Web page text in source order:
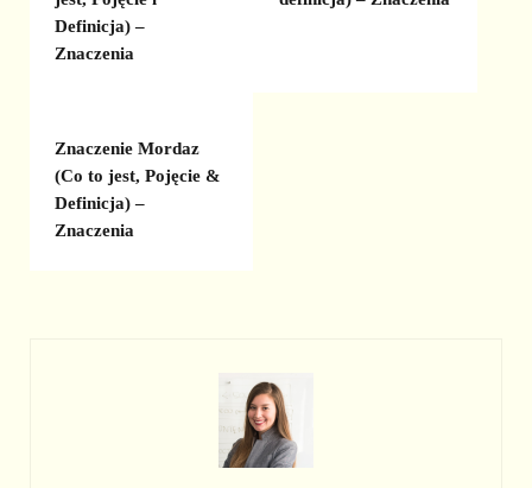
Definicja) –
Znaczenia
Znaczenie Mordaz
(Co to jest, Pojęcie &
Definicja) –
Znaczenia